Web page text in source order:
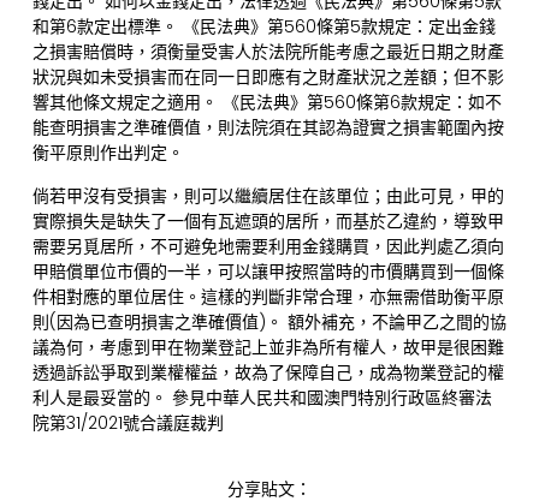
和第6款定出標準。 《民法典》第560條第5款規定：定出金錢
之損害賠償時，須衡量受害人於法院所能考慮之最近日期之財產
狀況與如未受損害而在同一日即應有之財產狀況之差額；但不影
響其他條文規定之適用。 《民法典》第560條第6款規定：如不
能查明損害之準確價值，則法院須在其認為證實之損害範圍內按
衡平原則作出判定。
倘若甲沒有受損害，則可以繼續居住在該單位；由此可見，甲的
實際損失是缺失了一個有瓦遮頭的居所，而基於乙違約，導致甲
需要另覓居所，不可避免地需要利用金錢購買，因此判處乙須向
甲賠償單位市價的一半，可以讓甲按照當時的市價購買到一個條
件相對應的單位居住。這樣的判斷非常合理，亦無需借助衡平原
則(因為已查明損害之準確價值)。 額外補充，不論甲乙之間的協
議為何，考慮到甲在物業登記上並非為所有權人，故甲是很困難
透過訴訟爭取到業權權益，故為了保障自己，成為物業登記的權
利人是最妥當的。 參見中華人民共和國澳門特別行政區終審法
院第31/2021號合議庭裁判
分享貼文：